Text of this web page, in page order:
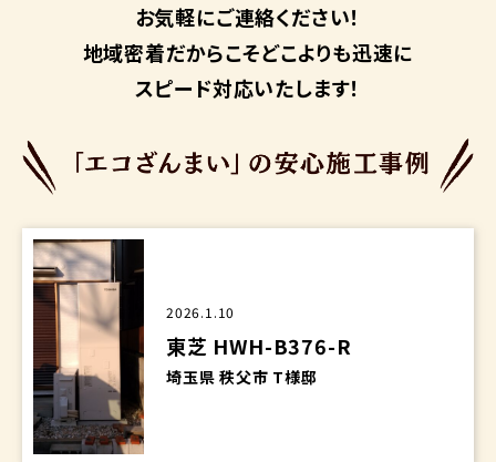
お気軽にご連絡ください！
地域密着だからこそどこよりも迅速に
スピード対応いたします！
2026.1.10
東芝 HWH-B376-R
埼玉県 秩父市 T様邸